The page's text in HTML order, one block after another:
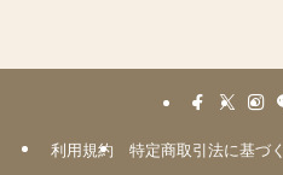
利用規約 特定商取引法に基づ